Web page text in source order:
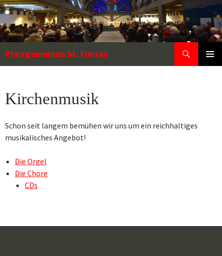
Zum
Inhalt
springen
Pfarrgemeinde St. Florian
Kirchenmusik
Schon seit langem bemühen wir uns um ein reichhaltiges
musikalisches Angebot!
Die Orgel
Die Chöre
CDs